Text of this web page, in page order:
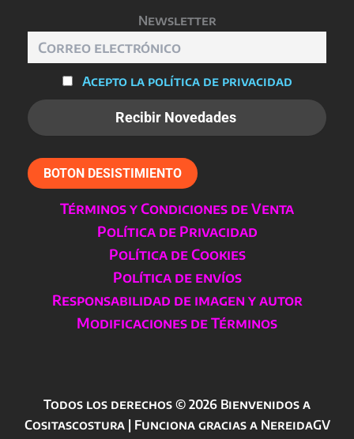
Newsletter
Acepto la política de privacidad
BOTON DESISTIMIENTO
Términos y Condiciones de Venta
Política de Privacidad
Política de Cookies
Política de envíos
Responsabilidad de imagen y autor
Modificaciones de Términos
Todos los derechos © 2026 Bienvenidos a
Cositascostura | Funciona gracias a NereidaGV